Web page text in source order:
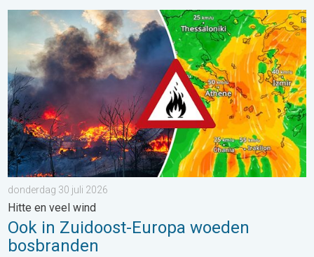
Ook in Zuidoost-Europa woeden bosbranden. Hitte en veel
donderdag 30 juli 2026
Hitte en veel wind
Ook in Zuidoost-Europa woeden
bosbranden